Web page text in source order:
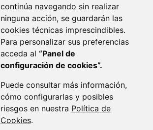
continúa navegando sin realizar
ninguna acción, se guardarán las
cookies técnicas imprescindibles.
Para personalizar sus preferencias
acceda al “Panel de
configuración de cookies”.
Puede consultar más información,
cómo configurarlas y posibles
riesgos en nuestra Política de
Cookies.
ACCESIBILIDAD
ENLACE EXTERNO AL